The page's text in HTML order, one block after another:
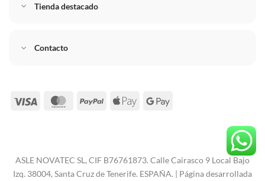
Tienda destacado
Contacto
Visa MasterCard
PayPal Apple
Google
ASLE NOVATEC SL, CIF B76761873. Calle Cairasco 9 Local Bajo
Izq. 38004, Santa Cruz de Tenerife. ESPAÑA. | Página desarrollada